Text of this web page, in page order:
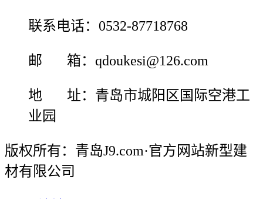
联系电话：0532-87718768
邮 箱：qdoukesi@126.com
地 址：青岛市城阳区国际空港工
业园
版权所有：青岛J9.com·官方网站新型建
材有限公司